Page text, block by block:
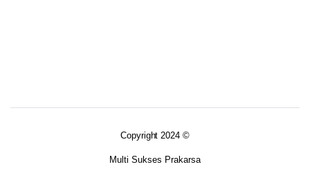
Copyright 2024 ©
Multi Sukses Prakarsa